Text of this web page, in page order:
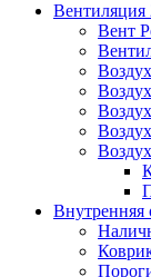
Вентиляция
Вент
Внутренняя